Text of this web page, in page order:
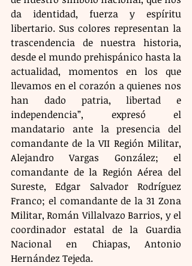
da identidad, fuerza y espíritu
libertario. Sus colores representan la
trascendencia de nuestra historia,
desde el mundo prehispánico hasta la
actualidad, momentos en los que
llevamos en el corazón a quienes nos
han dado patria, libertad e
independencia”, expresó el
mandatario ante la presencia del
comandante de la VII Región Militar,
Alejandro Vargas González; el
comandante de la Región Aérea del
Sureste, Edgar Salvador Rodríguez
Franco; el comandante de la 31 Zona
Militar, Román Villalvazo Barrios, y el
coordinador estatal de la Guardia
Nacional en Chiapas, Antonio
Hernández Tejeda.